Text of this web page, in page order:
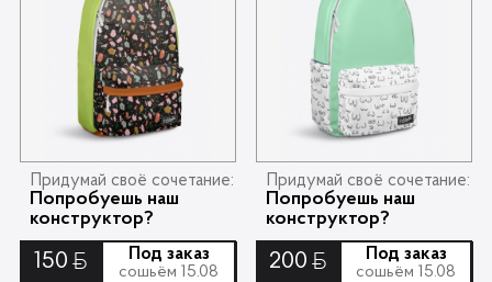
Придумай своё сочетание:
Попробуешь наш
конструктор?
150 Ƃ Под заказ
сошьём 15.08
Придумай своё сочетание:
Попробуешь наш
конструктор?
200 Ƃ Под заказ
сошьём 15.08